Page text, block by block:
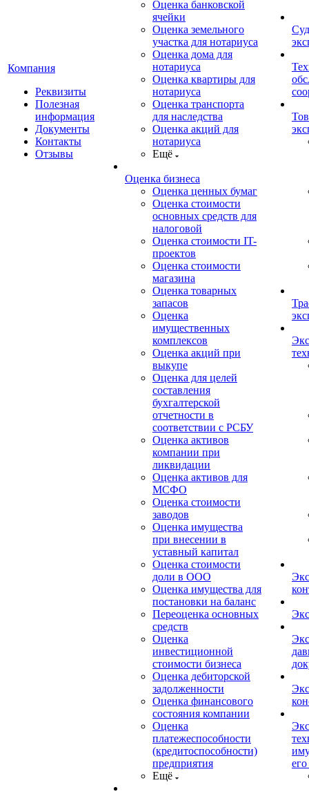
Компания
Реквизиты
Полезная
информация
Документы
Контакты
Отзывы
Оценка банковской
ячейки
Оценка земельного
участка для нотариуса
Оценка дома для
нотариуса
Оценка квартиры для
нотариуса
Оценка транспорта
для наследства
Оценка акций для
нотариуса
Ещё
Оценка бизнеса
Оценка ценных бумаг
Оценка стоимости
основных средств для
налоговой
Оценка стоимости IT-
проектов
Оценка стоимости
магазина
Оценка товарных
запасов
Оценка
имущественных
комплексов
Оценка акций при
выкупе
Оценка для целей
составления
бухгалтерской
отчетности в
соответствии с РСБУ
Оценка активов
компании при
ликвидации
Оценка активов для
МСФО
Оценка стоимости
заводов
Оценка имущества
при внесении в
уставный капитал
Оценка стоимости
доли в ООО
Оценка имущества для
постановки на баланс
Переоценка основных
средств
Оценка
инвестиционной
стоимости бизнеса
Оценка дебиторской
задолженности
Оценка финансового
состояния компании
Оценка
платежеспособности
(кредитоспособности)
предприятия
Ещё